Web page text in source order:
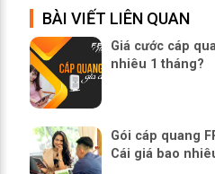
BÀI VIẾT LIÊN QUAN
Giá cước cáp
nhiêu 1 tháng?
Gói cáp quang
Cái giá bao